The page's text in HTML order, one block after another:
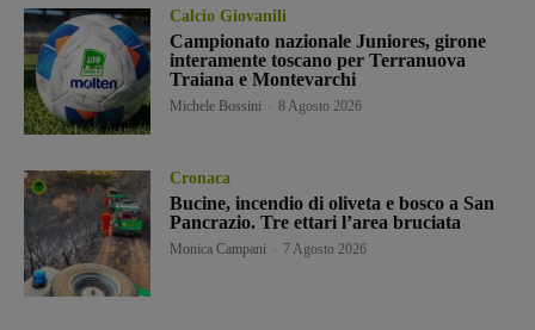
Calcio Giovanili
Campionato nazionale Juniores, girone
interamente toscano per Terranuova
Traiana e Montevarchi
Michele Bossini 8 Agosto 2026
Cronaca
Bucine, incendio di oliveta e bosco a San
Pancrazio. Tre ettari l’area bruciata
Monica Campani 7 Agosto 2026